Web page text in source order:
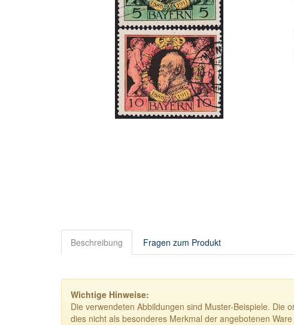
Beschreibung Fragen zum Produkt
Wichtige Hinweise:
Die verwendeten Abbildungen sind Muster-Beispiele. Die
dies nicht als besonderes Merkmal der angebotenen